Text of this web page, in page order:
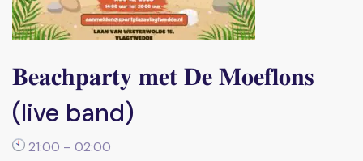
𝐁𝐞𝐚𝐜𝐡𝐩𝐚𝐫𝐭𝐲 𝐦𝐞𝐭 𝐃𝐞 𝐌𝐨𝐞𝐟𝐥𝐨𝐧𝐬
(live band)
21:00 – 02:00